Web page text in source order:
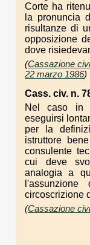
Corte ha
la pronuncia
risultanze di
opposizione
dove
(Cassazione
22 marzo 1986)
Cass. civ. n.
Nel caso in
eseguirsi
per la
istruttore
consulente
cui deve
analogia a
circoscrizione
(Cassazione